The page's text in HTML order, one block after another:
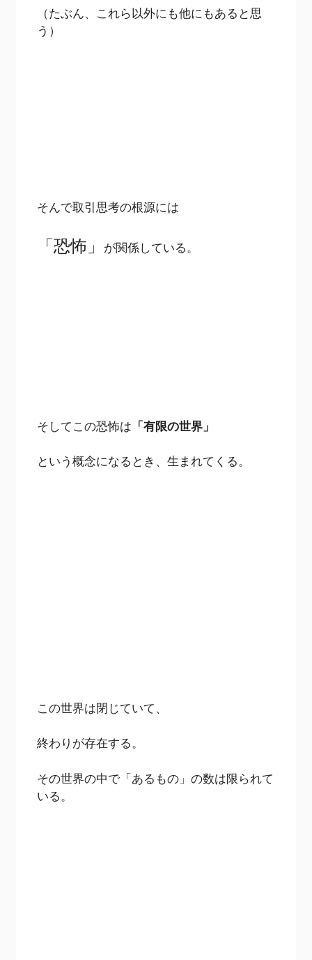
（たぶん、これら以外にも他にもあると思
う）
そんで取引思考の根源には
「恐怖」 が関係している。
そしてこの恐怖は 「有限の世界」
という概念になるとき、生まれてくる。
この世界は閉じていて、
終わりが存在する。
その世界の中で「あるもの」の数は限られて
いる。